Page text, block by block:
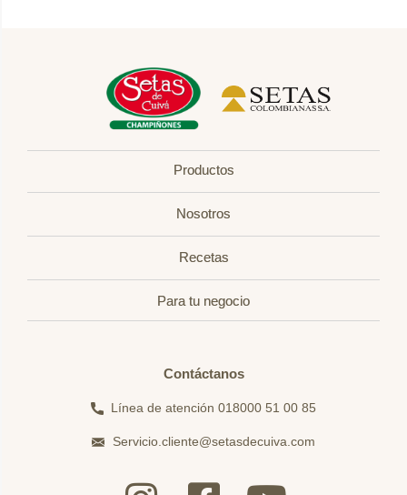
Productos
Nosotros
Recetas
Para tu negocio
Contáctanos
Línea de atención 018000 51 00 85
Servicio.cliente@setasdecuiva.com